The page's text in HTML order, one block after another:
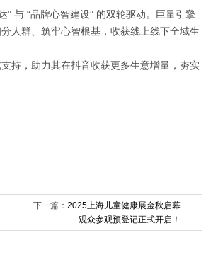
与 “品牌心智建设” 的双轮驱动。巨量引擎
人群、筑牢心智根基，收获线上线下全域生
持，助力其在抖音收获更多生意增量，夯实
下一篇： 2025上海儿童健康展金秋启幕
观众参观预登记正式开启！